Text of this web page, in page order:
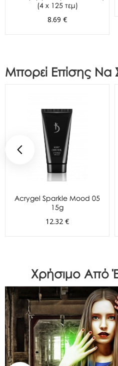
(4 x 125 τεμ)
8.69 €
Μπορεί Επίσης Να
Acrygel Sparkle Mood 05
15g
12.32 €
Χρήσιμο Από